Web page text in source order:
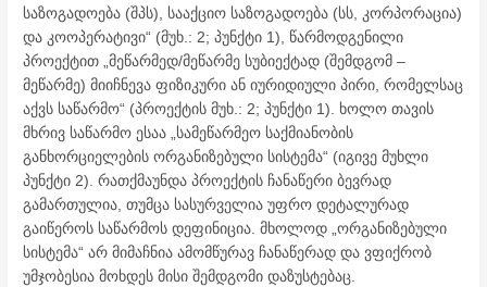
საზოგადოება (შპს), სააქციო საზოგადოება (სს, კორპორაცია)
და კოოპერატივი“ (მუხ.: 2; პუნქტი 1), წარმოდგენილი
პროექტით „მეწარმედ/მეწარმე სუბიექტად (შემდგომ –
მეწარმე) მიიჩნევა ფიზიკური ან იურიდიული პირი, რომელსაც
აქვს საწარმო“ (პროექტის მუხ.: 2; პუნქტი 1). ხოლო თავის
მხრივ საწარმო ესაა „სამეწარმეო საქმიანობის
განხორციელების ორგანიზებული სისტემა“ (იგივე მუხლი
პუნქტი 2). რათქმაუნდა პროექტის ჩანაწერი ბევრად
გამართულია, თუმცა სასურველია უფრო დეტალურად
გაიწეროს საწარმოს დეფინიცია. მხოლოდ „ორგანიზებული
სისტემა“ არ მიმაჩნია ამომწურავ ჩანაწერად და ვფიქრობ
უმჯობესია მოხდეს მისი შემდგომი დაზუსტებაც.